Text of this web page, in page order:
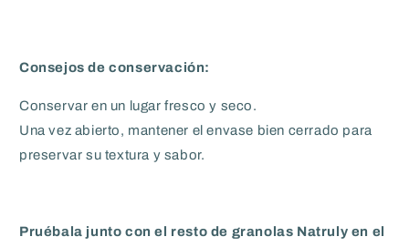
Consejos de conservación:
Conservar en un lugar fresco y seco.
Una vez abierto, mantener el envase bien cerrado para
preservar su textura y sabor.
Pruébala junto con el resto de granolas Natruly en el